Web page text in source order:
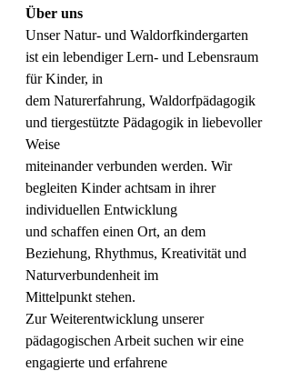
Über uns
Unser Natur- und Waldorfkindergarten
ist ein lebendiger Lern- und Lebensraum
für Kinder, in
dem Naturerfahrung, Waldorfpädagogik
und tiergestützte Pädagogik in liebevoller
Weise
miteinander verbunden werden. Wir
begleiten Kinder achtsam in ihrer
individuellen Entwicklung
und schaffen einen Ort, an dem
Beziehung, Rhythmus, Kreativität und
Naturverbundenheit im
Mittelpunkt stehen.
Zur Weiterentwicklung unserer
pädagogischen Arbeit suchen wir eine
engagierte und erfahrene